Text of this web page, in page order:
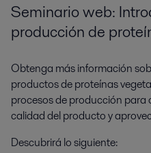
Seminario web:
producción de
Obtenga más información
productos de proteínas
procesos de producción para
calidad del producto y
Descubrirá lo siguiente: